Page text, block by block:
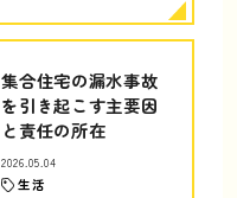
集合住宅の漏水事故
を引き起こす主要因
と責任の所在
2026.05.04
生活